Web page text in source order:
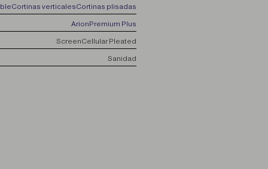
Cortinas verticalesCortinas plisadas
ArionPremium Plus
ScreenCellular Pleated
Sanidad